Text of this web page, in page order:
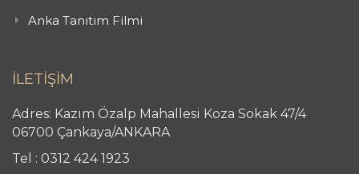
Anka Tanıtım Filmi
İLETİŞİM
Adres: Kazım Özalp Mahallesi Koza Sokak 47/4
06700 Çankaya/ANKARA
Tel : 0312 424 1923